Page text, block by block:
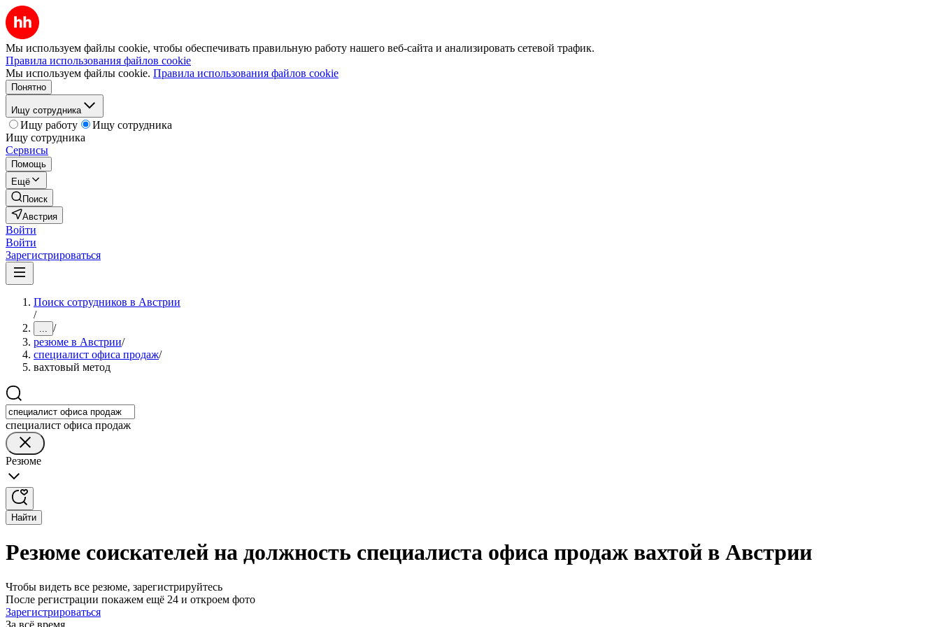
Мы используем файлы cookie, чтобы обеспечивать правильную работу нашего веб-сайта и анализировать сетевой трафик.
Правила использования файлов cookie
Мы используем файлы cookie. Правила использования файлов cookie
Понятно
Ищу сотрудника
Ищу работу
Ищу сотрудника
Ищу сотрудника
Сервисы
Помощь
Ещё
Поиск
Австрия
Войти
Войти
Зарегистрироваться
Поиск сотрудников в Австрии
/
... /
резюме в Австрии/
специалист офиса продаж/
вахтовый метод
специалист офиса продаж
Резюме
Найти
Резюме соискателей на должность специалиста офиса продаж вахтой в Австрии
Чтобы видеть все резюме, зарегистрируйтесь
После регистрации покажем ещё 24 и откроем фото
Зарегистрироваться
За всё время